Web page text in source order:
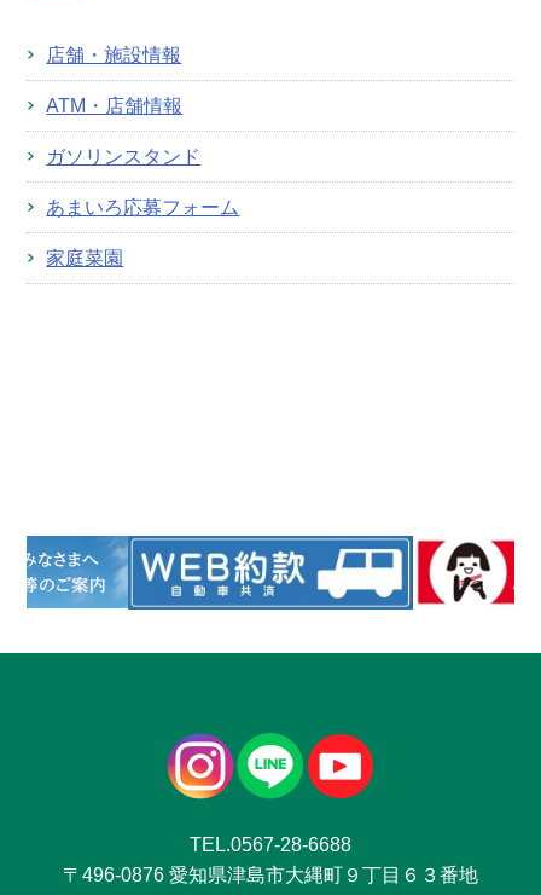
店舗・施設情報
ATM・店舗情報
ガソリンスタンド
あまいろ応募フォーム
家庭菜園
TEL.0567-28-6688
〒496-0876 愛知県津島市大縄町９丁目６３番地